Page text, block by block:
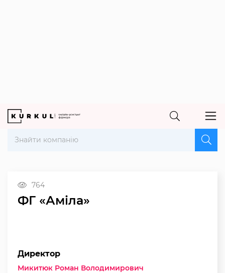
764
ФГ «Аміла»
Директор
Микитюк Роман Володимирович